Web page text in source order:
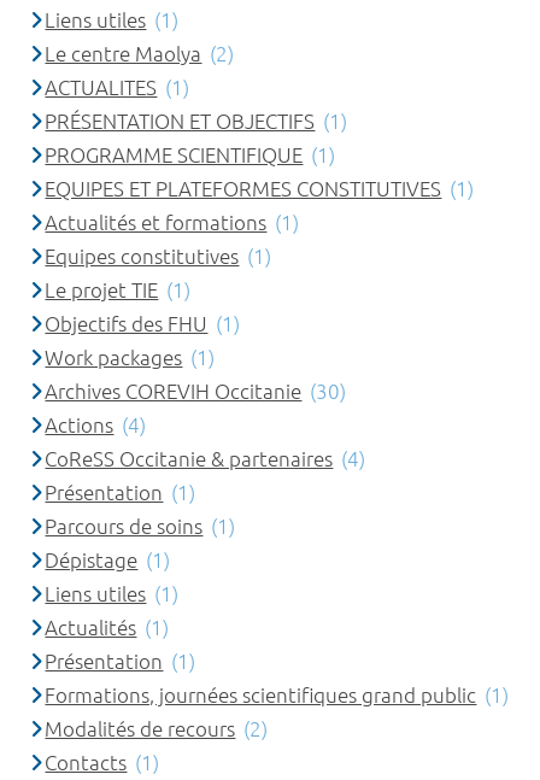
Liens utiles (1)
Le centre Maolya (2)
ACTUALITES (1)
PRÉSENTATION ET OBJECTIFS (1)
PROGRAMME SCIENTIFIQUE (1)
EQUIPES ET PLATEFORMES CONSTITUTIVES (1)
Actualités et formations (1)
Equipes constitutives (1)
Le projet TIE (1)
Objectifs des FHU (1)
Work packages (1)
Archives COREVIH Occitanie (30)
Actions (4)
CoReSS Occitanie & partenaires (4)
Présentation (1)
Parcours de soins (1)
Dépistage (1)
Liens utiles (1)
Actualités (1)
Présentation (1)
Formations, journées scientifiques grand public (1)
Modalités de recours (2)
Contacts (1)